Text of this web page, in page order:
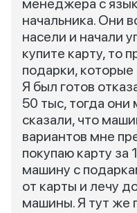
менеджера с
начальника. Они
насели и начали
купите карту, то
подарки,
Я был готов
50 тыс, тогда
сказали, что
вариантов мне
покупаю карту за
машину с
от карты и лечу
машины. Я тут же